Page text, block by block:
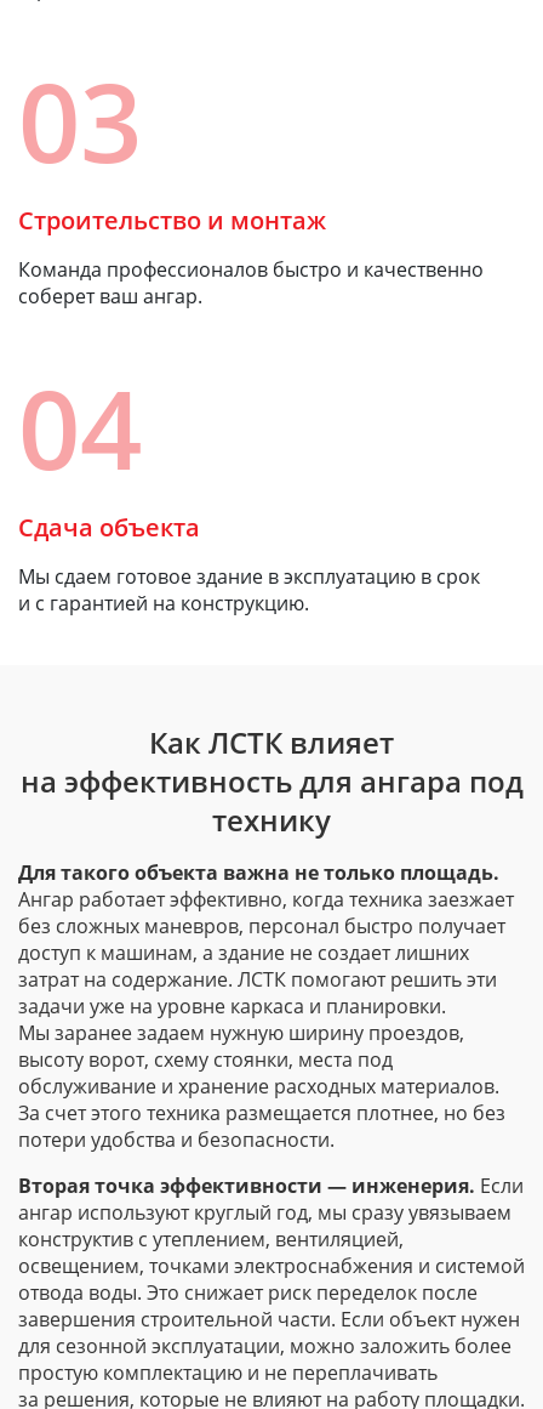
03
Строительство и монтаж
Команда профессионалов быстро и качественно
соберет ваш ангар.
04
Сдача объекта
Мы сдаем готовое здание в эксплуатацию в срок
и с гарантией на конструкцию.
Как ЛСТК влияет
на эффективность для ангара под
технику
Для такого объекта важна не только площадь.
Ангар работает эффективно, когда техника заезжает
без сложных маневров, персонал быстро получает
доступ к машинам, а здание не создает лишних
затрат на содержание. ЛСТК помогают решить эти
задачи уже на уровне каркаса и планировки.
Мы заранее задаем нужную ширину проездов,
высоту ворот, схему стоянки, места под
обслуживание и хранение расходных материалов.
За счет этого техника размещается плотнее, но без
потери удобства и безопасности.
Вторая точка эффективности — инженерия. Если
ангар используют круглый год, мы сразу увязываем
конструктив с утеплением, вентиляцией,
освещением, точками электроснабжения и системой
отвода воды. Это снижает риск переделок после
завершения строительной части. Если объект нужен
для сезонной эксплуатации, можно заложить более
простую комплектацию и не переплачивать
за решения, которые не влияют на работу площадки.